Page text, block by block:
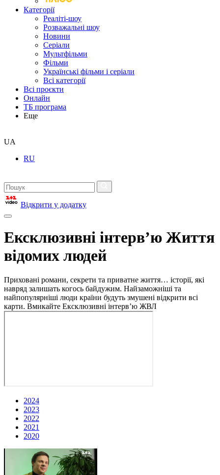
Категорії
Реаліті-шоу
Розважальні шоу
Новини
Серіали
Мультфільми
Фільми
Українські фільми і серіали
Всі категорії
Всі проєкти
Онлайн
ТБ програма
Еще
UA
RU
Відкрити у додатку
Ексклюзивні інтерв’ю Життя
відомих людей
Приховані романи, секрети та приватне життя… історії, які
навряд залишать когось байдужим. Найзаможніші та
найпопулярніші люди країни будуть змушені відкрити всі
карти. Вмикайте Ексклюзивні інтерв’ю ЖВЛ
2024
2023
2022
2021
2020